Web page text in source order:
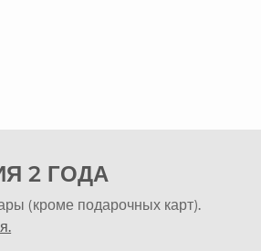
2 ГОДА
(кроме подарочных карт).